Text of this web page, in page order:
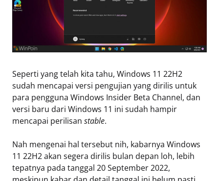
Seperti yang telah kita tahu, Windows 11 22H2
sudah mencapai versi pengujian yang dirilis untuk
para pengguna Windows Insider Beta Channel, dan
versi baru dari Windows 11 ini sudah hampir
mencapai perilisan stable.
Nah mengenai hal tersebut nih, kabarnya Windows
11 22H2 akan segera dirilis bulan depan loh, lebih
tepatnya pada tanggal 20 September 2022,